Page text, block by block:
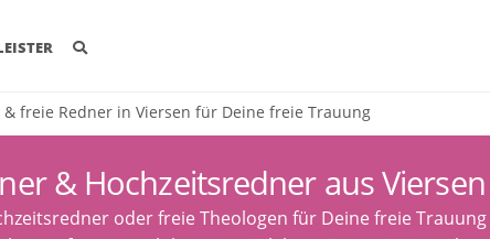
freie Redner in Viersen für Deine freie Trauung
& Hochzeitsredner aus Viersen
oder freie Theologen für Deine freie